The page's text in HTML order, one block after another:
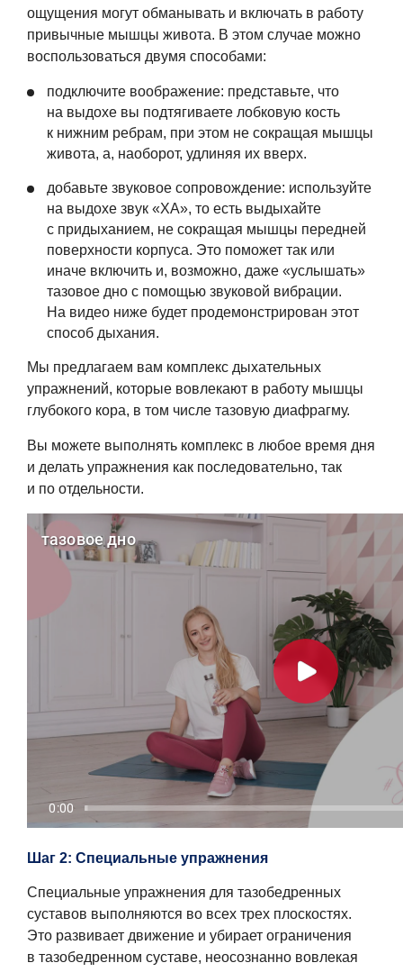
ощущения могут обманывать и включать в работу
привычные мышцы живота. В этом случае можно
воспользоваться двумя способами:
подключите воображение: представьте, что
на выдохе вы подтягиваете лобковую кость
к нижним ребрам, при этом не сокращая мышцы
живота, а, наоборот, удлиняя их вверх.
добавьте звуковое сопровождение: используйте
на выдохе звук «ХА», то есть выдыхайте
с придыханием, не сокращая мышцы передней
поверхности корпуса. Это поможет так или
иначе включить и, возможно, даже «услышать»
тазовое дно с помощью звуковой вибрации.
На видео ниже будет продемонстрирован этот
способ дыхания.
Мы предлагаем вам комплекс дыхательных
упражнений, которые вовлекают в работу мышцы
глубокого кора, в том числе тазовую диафрагму.
Вы можете выполнять комплекс в любое время дня
и делать упражнения как последовательно, так
и по отдельности.
Шаг 2: Специальные упражнения
Специальные упражнения для тазобедренных
суставов выполняются во всех трех плоскостях.
Это развивает движение и убирает ограничения
в тазобедренном суставе, неосознанно вовлекая